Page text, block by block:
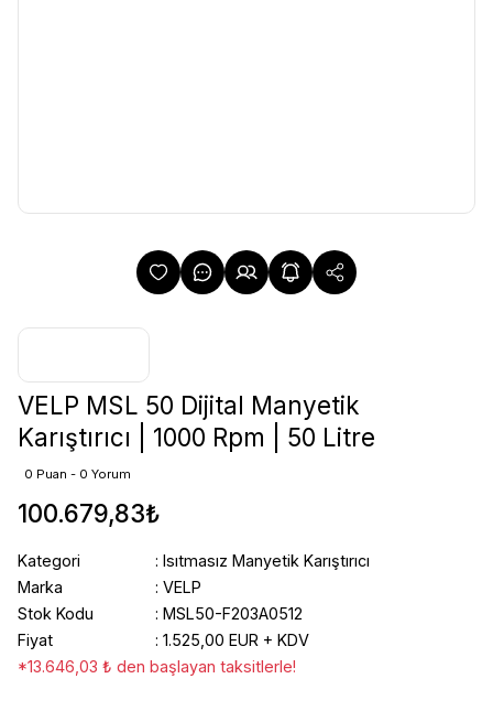
VELP MSL 50 Dijital Manyetik
Karıştırıcı | 1000 Rpm | 50 Litre
0 Puan - 0 Yorum
100.679,83₺
Kategori
Isıtmasız Manyetik Karıştırıcı
Marka
VELP
Stok Kodu
MSL50-F203A0512
Fiyat
1.525,00 EUR + KDV
*13.646,03 ₺ den başlayan taksitlerle!